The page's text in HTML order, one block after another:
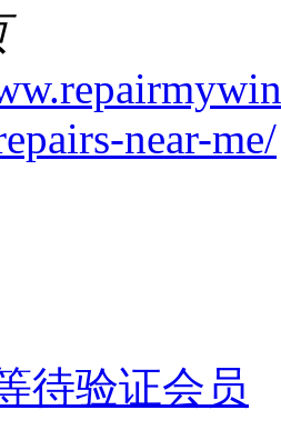
near-me/
待验证会员